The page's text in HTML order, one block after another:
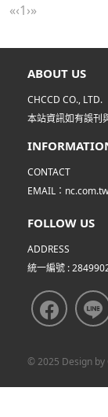
«‹1(current)
›»
ABOUT US
CHCCD CO., LTD.
本站資訊如有誤刊
CONTACT
EMAIL：
FOLLOW US
ADDRESS
統一編號 :
© 2025 Design by